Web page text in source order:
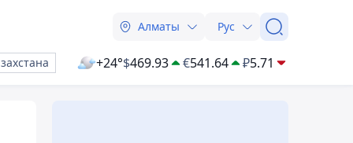
Алматы Рус
+24°$469.93 €541.64 ₽5.71